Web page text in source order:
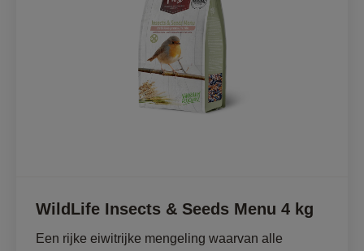
WildLife Insects & Seeds Menu 4 kg
Een rijke eiwitrijke mengeling waarvan alle